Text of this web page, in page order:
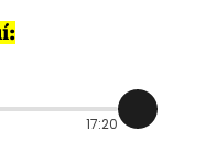
17:20